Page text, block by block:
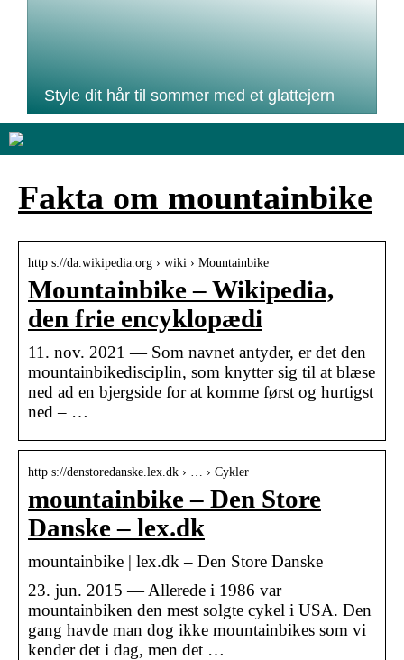
Style dit hår til sommer med et glattejern
Fakta om mountainbike
http s://da.wikipedia.org › wiki › Mountainbike
Mountainbike – Wikipedia,
den frie encyklopædi
11. nov. 2021 — Som navnet antyder, er det den
mountainbikedisciplin, som knytter sig til at blæse
ned ad en bjergside for at komme først og hurtigst
ned – …
http s://denstoredanske.lex.dk › … › Cykler
mountainbike – Den Store
Danske – lex.dk
mountainbike | lex.dk – Den Store Danske
23. jun. 2015 — Allerede i 1986 var
mountainbiken den mest solgte cykel i USA. Den
gang havde man dog ikke mountainbikes som vi
kender det i dag, men det …